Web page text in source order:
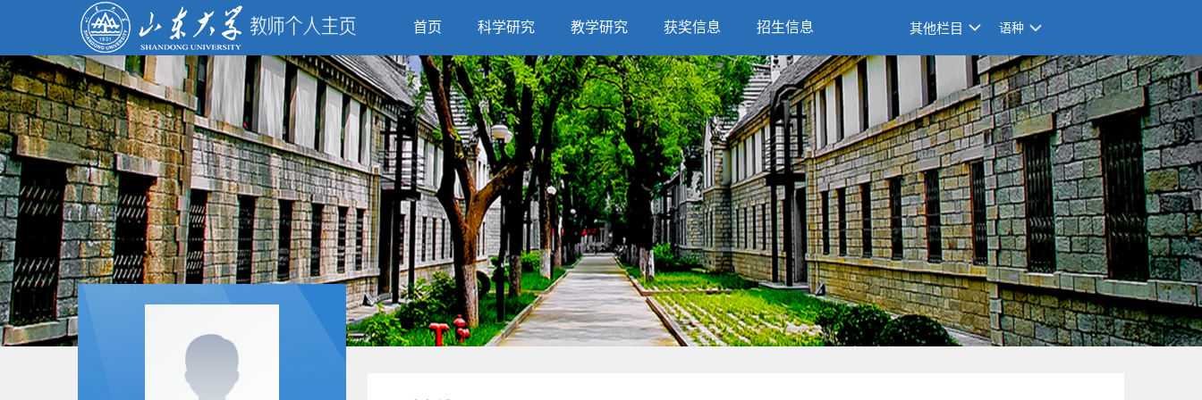
首页 科学研究 教学研究 获奖信息 招生信息 其他栏目 语种